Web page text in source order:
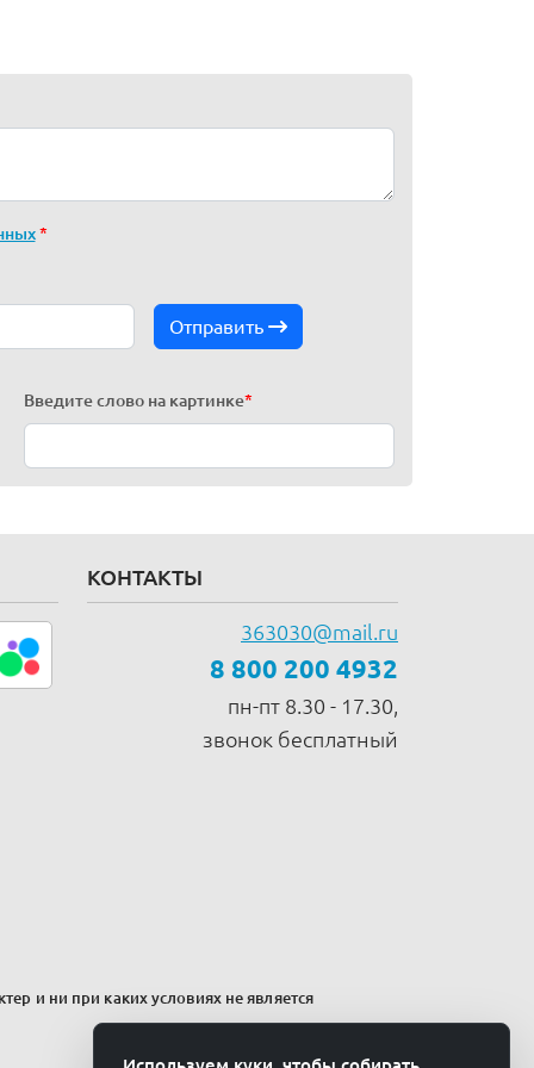
*
Отправить
Введите слово на картинке*
КОНТАКТЫ
363030@mail.ru
8 800 200 4932
пн-пт 8.30 - 17.30,
звонок бесплатный
и ни при каких условиях не является